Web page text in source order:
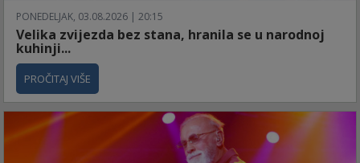
PONEDELJAK, 03.08.2026 | 20:15
Velika zvijezda bez stana, hranila se u narodnoj
kuhinji...
PROČITAJ VIŠE